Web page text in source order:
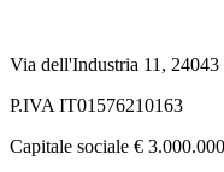
Via dell'Industria 11,
P.IVA IT01576210163
Capitale sociale € 3.000.000